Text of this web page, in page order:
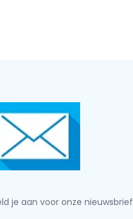
je aan voor onze nieuwsbrief